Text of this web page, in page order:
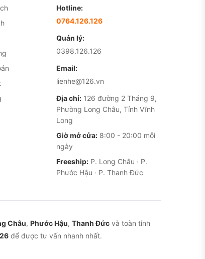
Hotline:
0764.126.126
Quản lý:
0398.126.126
Email:
lienhe@126.vn
Địa chỉ: 126 đường 2 Tháng 9,
Phường Long Châu, Tỉnh Vĩnh
Long
Giờ mở cửa: 8:00 - 20:00 mỗi
ngày
Freeship: P. Long Châu · P.
Phước Hậu · P. Thanh Đức
Châu, Phước Hậu, Thanh Đức và toàn tỉnh
để được tư vấn nhanh nhất.